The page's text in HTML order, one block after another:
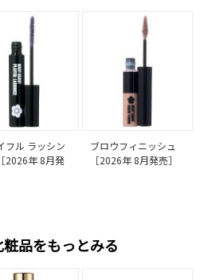
フル ラッシン
2026年 8月発
ブロウフィニッシュ
［2026年 8月発売］
品をもっとみる